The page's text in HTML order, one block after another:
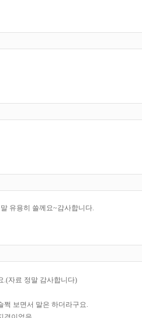
유용히 쓸께요~감사합니다.
.(자료 정말 감사합니다)
쩍 보면서 말은 하더라구요.